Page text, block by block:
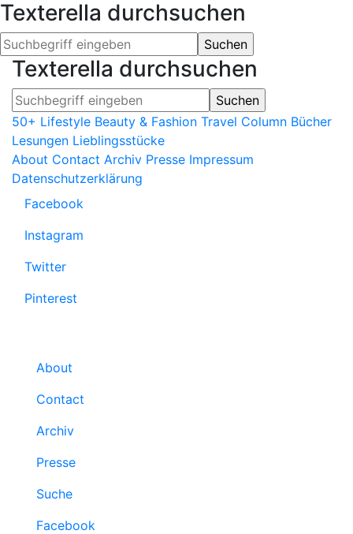
Texterella durchsuchen
Texterella durchsuchen
50+ Lifestyle Beauty & Fashion Travel Column Bücher
Lesungen Lieblingsstücke
About Contact Archiv Presse Impressum
Datenschutzerklärung
Facebook
Instagram
Twitter
Pinterest
About
Contact
Archiv
Presse
Suche
Facebook